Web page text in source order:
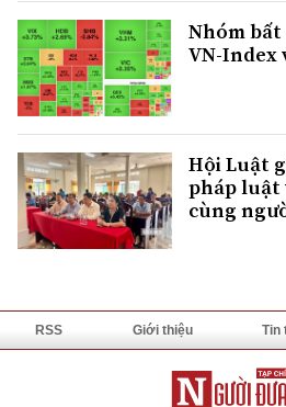
Nhóm
VN-Index
Hội Luật
pháp luật
cùng
RSS Giới thiệu Tin